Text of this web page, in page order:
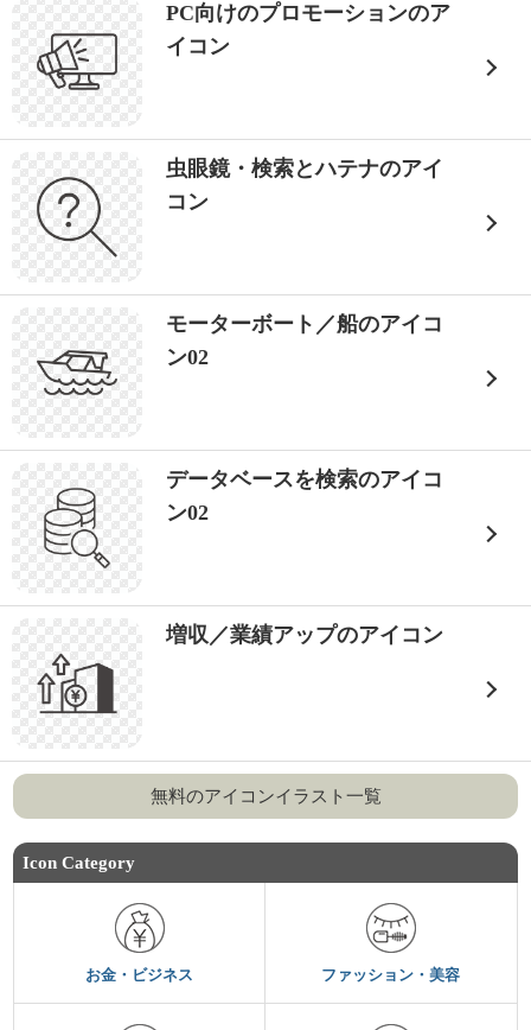
PC向けのプロモーションのア
イコン
虫眼鏡・検索とハテナのアイ
コン
モーターボート／船のアイコ
ン02
データベースを検索のアイコ
ン02
増収／業績アップのアイコン
無料のアイコンイラスト一覧
Icon Category
お金・ビジネス ファッション・美容